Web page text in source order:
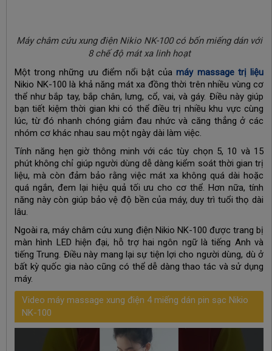
Máy châm cứu xung điện Nikio NK-100 có bốn miếng dán với
8 chế độ mát xa linh hoạt
Một trong những ưu điểm nổi bật củamáy massage trị liệu
Nikio NK-100 là khả năng mát xa đồng thời trên nhiều vùng cơ
thể như bắp tay, bắp chân, lưng, cổ, vai, và gáy. Điều này giúp
bạn tiết kiệm thời gian khi có thể điều trị nhiều khu vực cùng
lúc, từ đó nhanh chóng giảm đau nhức và căng thẳng ở các
nhóm cơ khác nhau sau một ngày dài làm việc.
Tính năng hẹn giờ thông minh với các tùy chọn 5, 10 và 15
phút không chỉ giúp người dùng dễ dàng kiểm soát thời gian trị
liệu, mà còn đảm bảo rằng việc mát xa không quá dài hoặc
quá ngắn, đem lại hiệu quả tối ưu cho cơ thể. Hơn nữa, tính
năng này còn giúp bảo vệ độ bền của máy, duy trì tuổi thọ dài
lâu.
Ngoài ra, máy châm cứu xung điện Nikio NK-100 được trang bị
màn hình LED hiện đại, hỗ trợ hai ngôn ngữ là tiếng Anh và
tiếng Trung. Điều này mang lại sự tiện lợi cho người dùng, dù ở
bất kỳ quốc gia nào cũng có thể dễ dàng thao tác và sử dụng
máy.
Video máy massage xung điện 4 miếng dán pin sạc Nikio
NK-100